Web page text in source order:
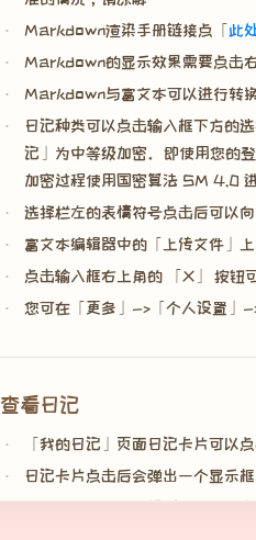
Markdown渲染手册链接点「 此
Markdown的显示效果需要点击
Markdown与富文本可以进行转
日记种类可以点击输入框下方的
记」为中等级加密。即使用您的
加密过程使用国密算法 SM 4.0
选择栏左的表情符号点击后可以
富文本编辑器中的「上传文件」
点击输入框右上角的 「X」 按钮
您可在「更多」->「个人设置」-
查看日记
「我的日记」页面日记卡片可以
日记卡片点击后会弹出一个显示